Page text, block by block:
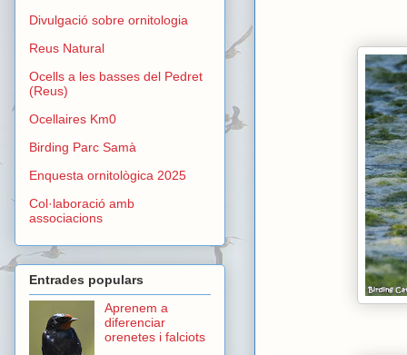
Divulgació sobre ornitologia
Reus Natural
Ocells a les basses del Pedret
(Reus)
Ocellaires Km0
Birding Parc Samà
Enquesta ornitològica 2025
Col·laboració amb
associacions
Entrades populars
Aprenem a
diferenciar
orenetes i falciots